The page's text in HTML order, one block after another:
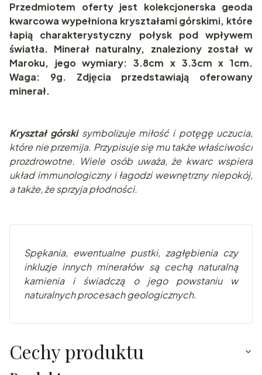
Przedmiotem oferty jest kolekcjonerska geoda
kwarcowa wypełniona kryształami górskimi, które
łapią charakterystyczny połysk pod wpływem
światła. Minerał naturalny, znaleziony został w
Maroku, jego wymiary: 3.8cm x 3.3cm x 1cm.
Waga: 9g. Zdjęcia przedstawiają oferowany
minerał.
Kryształ górskisymbolizuje miłość i potęgę uczucia,
które nie przemija. Przypisuje się mu także właściwości
prozdrowotne. Wiele osób uważa, że kwarc wspiera
układ immunologiczny i łagodzi wewnętrzny niepokój,
a także, że sprzyja płodności.
Spękania, ewentualne pustki, zagłębienia czy
inkluzje innych minerałów są cechą naturalną
kamienia i świadczą o jego powstaniu w
naturalnych procesach geologicznych.
Cechy produktu